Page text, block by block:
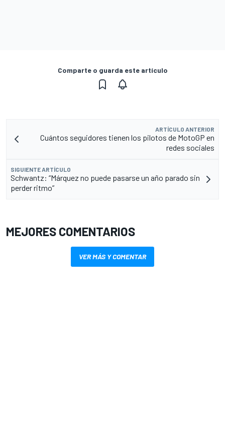
Comparte o guarda este artículo
ARTÍCULO ANTERIOR
Cuántos seguidores tienen los pilotos de MotoGP en
redes sociales
SIGUIENTE ARTÍCULO
Schwantz: “Márquez no puede pasarse un año parado sin
perder ritmo”
MEJORES COMENTARIOS
VER MÁS Y COMENTAR